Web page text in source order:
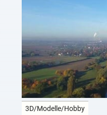
3D/Modelle/Hobby